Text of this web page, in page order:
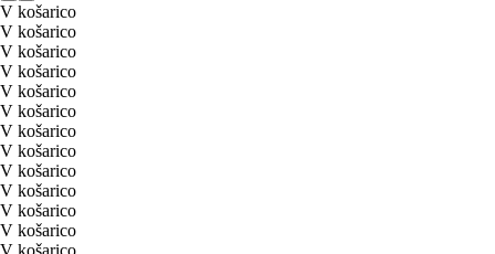
V košarico
V košarico
V košarico
V košarico
V košarico
V košarico
V košarico
V košarico
V košarico
V košarico
V košarico
V košarico
V košarico